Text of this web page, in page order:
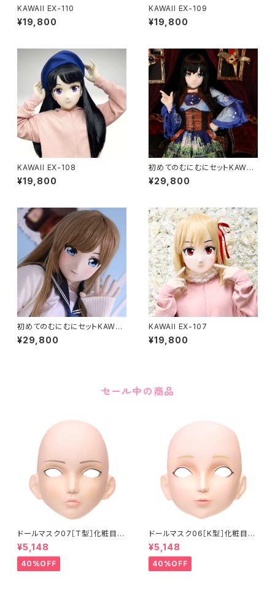
KAWAII EX-110
¥19,800
KAWAII EX-109
¥19,800
KAWAII EX-108
¥19,800
初めてのむにむにセットKAWAII
EX-37
¥29,800
初めてのむにむにセットKAWAII
EX-15
¥29,800
KAWAII EX-107
¥19,800
セール中の商品
ドールマスク07［T型］化粧目穴
処理済 MASK07 [DOLL T] O
pening eye hole and make
up
¥5,148
40%OFF
ドールマスク06［K型］化粧目穴
処理 MASK06 [DOLL K] Op
ening eye hole and make
up
¥5,148
40%OFF